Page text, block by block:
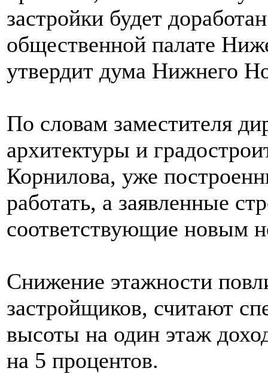
застройки будет
общественной палате
утвердит дума Нижнего
По словам заместителя
архитектуры и
Корнилова, уже
работать, а заявленные
соответствующие новым
Снижение этажности
застройщиков, считают
высоты на один этаж
на 5 процентов.